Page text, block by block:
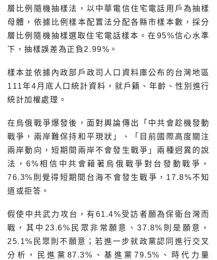
層比例隨機抽樣法，以中華電信住宅電話用戶為抽樣
母體，依據比例樣本配置法分配各縣市樣本數，採分
層比例隨機抽樣選取住宅電話樣本。在95%信心水準
下，抽樣誤差為正負2.99%。
樣本並依據內政部戶政司人口資料庫公布的台灣地區
111年4月底人口統計資料，就戶籍、年齡、性別進行
統計加權處理。
在烏俄戰爭爆發後，面對輿論傳出「中共會趁機發動
戰爭，兩岸難保持和平現狀」、「目前國際高度關注
兩岸動向，短期間兩岸不會發生戰爭」兩種迥異的說
法，6%相信中共會藉著烏俄戰爭對台發動戰爭，
76.3%則覺得短期間台海不會發生戰爭，17.8%不知
道或拒答。
假使中共武力攻台，有61.4%受訪者願為保衛台灣而
戰，其中23.6%民眾非常願意、37.8%則是願意，
25.1%民眾則不願意；若進一步就政黨認同進行交叉
分析，民進黨87.3%、基進黨79.5%、時代力量